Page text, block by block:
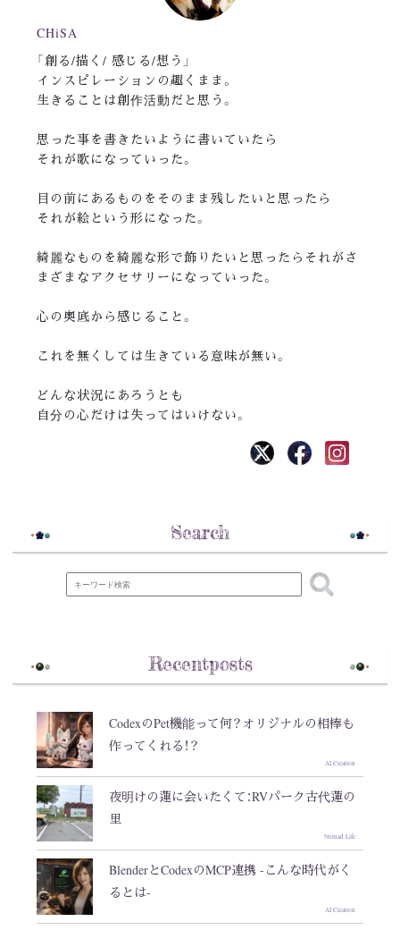
CHiSA
「創る/描く/ 感じる/想う」
インスピレーションの趣くまま。
生きることは創作活動だと思う。
思った事を書きたいように書いていたら
それが歌になっていった。
目の前にあるものをそのまま残したいと思ったら
それが絵という形になった。
綺麗なものを綺麗な形で飾りたいと思ったらそれがさ
まざまなアクセサリーになっていった。
心の奥底から感じること。
これを無くしては生きている意味が無い。
どんな状況にあろうとも
自分の心だけは失ってはいけない。
Search
Recentposts
CodexのPet機能って何？オリジナルの相棒も
作ってくれる！？
AI Creation
夜明けの蓮に会いたくて：RVパーク古代蓮の
里
Nomad Life
BlenderとCodexのMCP連携 -こんな時代がく
るとは-
AI Creation